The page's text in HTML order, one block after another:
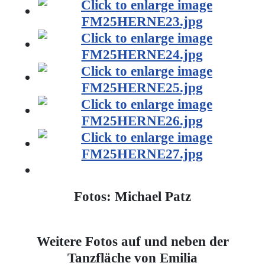
Fotos: Michael Patz
Weitere Fotos auf und neben der
Tanzfläche von Emilia